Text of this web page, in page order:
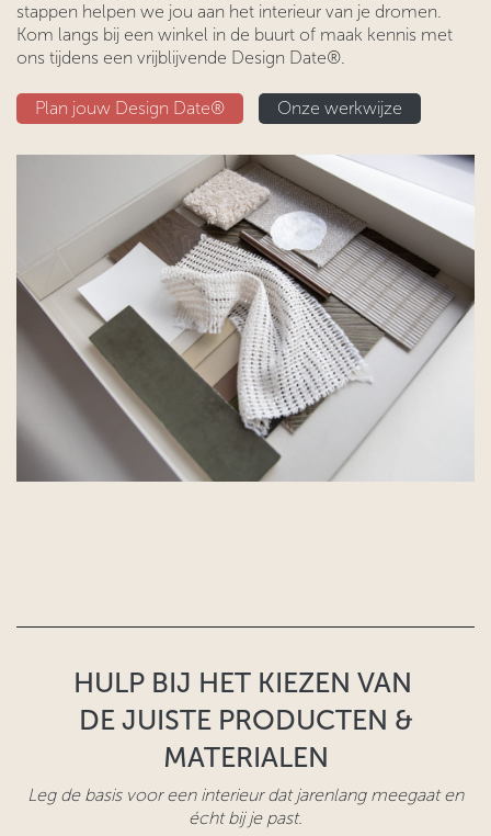
stappen helpen we jou aan het interieur van je dromen.
Kom langs bij een winkel in de buurt of maak kennis met
ons tijdens een vrijblijvende Design Date®.
Plan jouw​​ Design ​​Date® ​Onze wer​​kwijze
HULP BIJ HET KIEZEN VAN
DE JUISTE PRODUCTEN &
MATERIALEN
Leg de basis voor een interieur dat jarenlang meegaat en
écht bij je past.